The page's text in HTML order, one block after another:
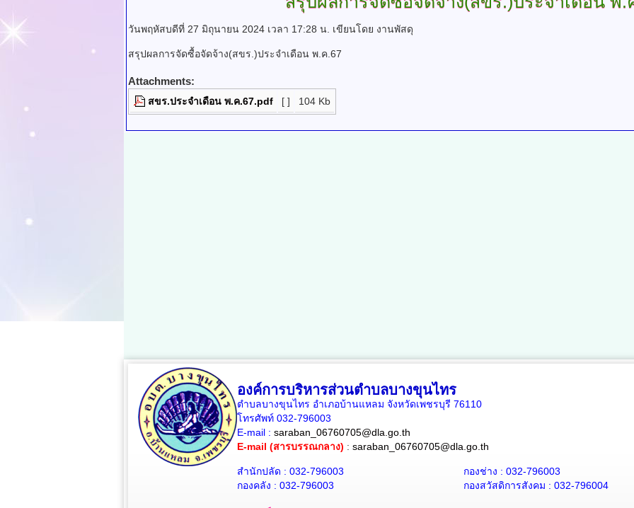
วันพฤหัสบดีที่ 27 มิถุนายน 2024 เวลา 17:28 น. เขียนโดย งานพัสดุ
สรุปผลการจัดซื้อจัดจ้าง(สขร.)ประจำเดือน พ.ค.67
Attachments:
สขร.ประจำเดือน พ.ค.67.pdf [ ] 104 Kb
องค์การบริหารส่วนตำบลบางขุนไทร
ตำบลบางขุนไทร อำเภอบ้านแหลม จังหวัดเพชรบุรี 76110
โทรศัพท์ 032-796003
E-mail : saraban_06760705@dla.go.th
E-mail (สารบรรณกลาง) : saraban_06760705@dla.go.th
สำนักปลัด : 032-796003
กองคลัง : 032-796003
กองช่าง : 032-796003
กองสวัสดิการสังคม : 032-796004